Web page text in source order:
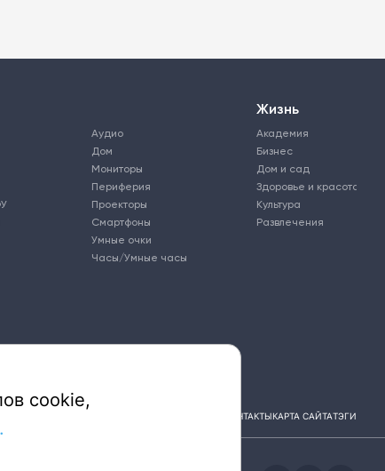
Аудио
Дом
Мониторы
Периферия
Проекторы
Смартфоны
Умные очки
Часы/Умные часы
Жизнь
Академия
Бизнес
Дом и сад
Здоровье и красота
Культура
Развлечения
КОНТАКТЫКАРТА САЙТАТЭГИ
cookie,